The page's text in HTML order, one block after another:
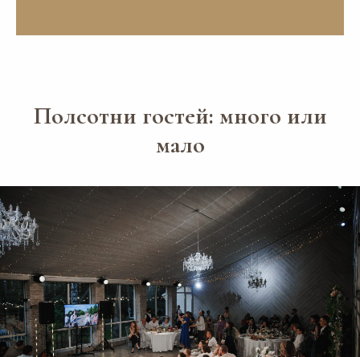
Полсотни гостей: много или
мало